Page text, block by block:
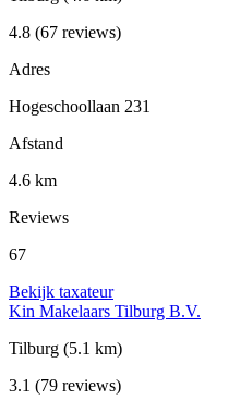
4.8 (67 reviews)
Adres
Hogeschoollaan 231
Afstand
4.6 km
Reviews
67
Bekijk taxateur
Kin Makelaars Tilburg B.V.
Tilburg (5.1 km)
3.1 (79 reviews)